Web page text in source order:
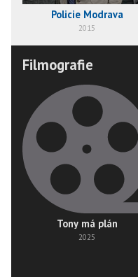
Policie Modrava
2015
Filmografie
Tony má plán
2025